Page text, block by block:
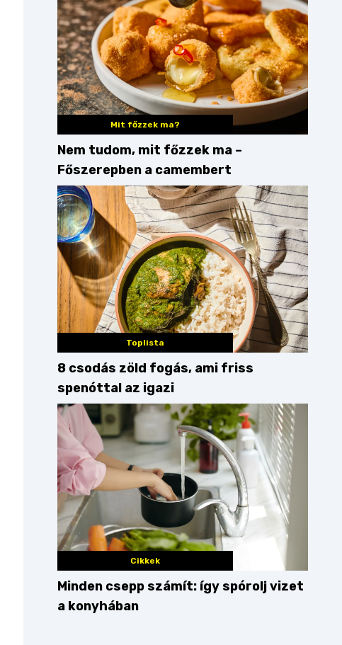
Mit főzzek ma?
Nem tudom, mit főzzek ma –
Főszerepben a camembert
Toplista
8 csodás zöld fogás, ami friss
spenóttal az igazi
Cikkek
Minden csepp számít: így spórolj vizet
a konyhában